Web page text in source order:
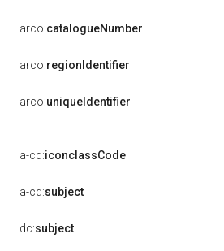
arco:catalogueNumber
arco:regionIdentifier
arco:uniqueIdentifier
a-cd:iconclassCode
a-cd:subject
dc:subject